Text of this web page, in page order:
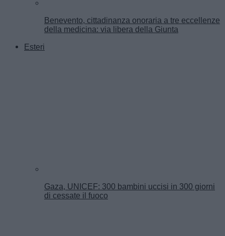
Benevento, cittadinanza onoraria a tre eccellenze
della medicina: via libera della Giunta
Esteri
Gaza, UNICEF: 300 bambini uccisi in 300 giorni
di cessate il fuoco